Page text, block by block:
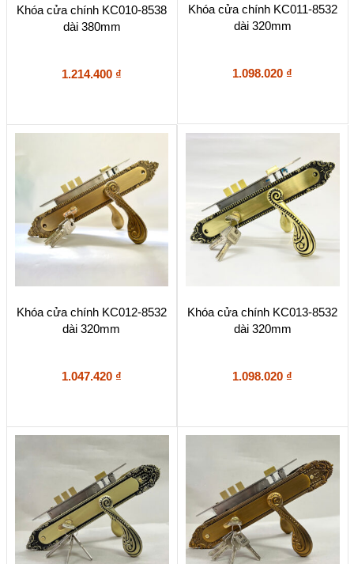
Khóa cửa chính KC010-8538
dài 380mm
1.214.400 ₫
Khóa cửa chính KC011-8532
dài 320mm
1.098.020 ₫
Khóa cửa chính KC012-8532
dài 320mm
1.047.420 ₫
Khóa cửa chính KC013-8532
dài 320mm
1.098.020 ₫